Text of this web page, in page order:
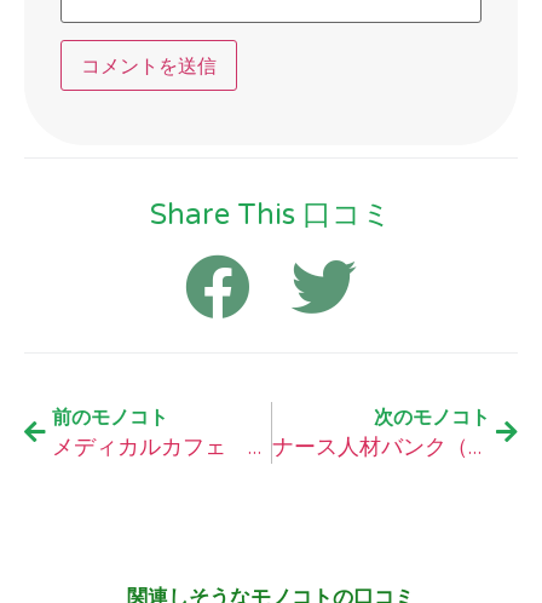
Share This 口コミ
前のモノコト
メディカルカフェ 看護師 求人情報応援サイト の口コミ
次のモノコト
ナース人材バンク（看護師のハローワーク・看護師限定の求人）の口コミ
関連しそうなモノコトの口コミ